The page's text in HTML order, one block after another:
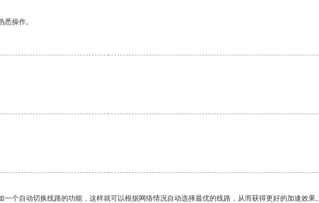
操作。
个自动切换线路的功能，这样就可以根据网络情况自动选择最优的线路，从而获得更好的加速效果。